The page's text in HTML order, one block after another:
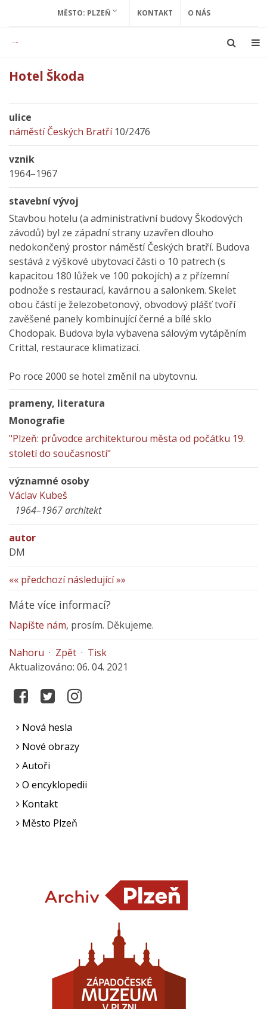
MĚSTO: PLZEŇ KONTAKT O NÁS
Hotel Škoda
ulice
náměstí Českých Bratří10/2476
vznik
1964–1967
stavební vývoj
Stavbou hotelu (a administrativní budovy Škodových
závodů) byl ze západní strany uzavřen dlouho
nedokončený prostor náměstí Českých bratří. Budova
sestává z výškové ubytovací části o 10 patrech (s
kapacitou 180 lůžek ve 100 pokojích) a z přízemní
podnože s restaurací, kavárnou a salonkem. Skelet
obou částí je železobetonový, obvodový plášť tvoří
zavěšené panely kombinující černé a bílé sklo
Chodopak. Budova byla vybavena sálovým vytápěním
Crittal, restaurace klimatizací.
Po roce 2000 se hotel změnil na ubytovnu.
prameny, literatura
Monografie
"Plzeň: průvodce architekturou města od počátku 19.
století do současnosti"
významné osoby
Václav Kubeš
1964–1967 architekt
autor
DM
«« předchozí následující »»
Máte více informací?
Napište nám, prosím. Děkujeme.
Nahoru · Zpět · Tisk
Aktualizováno: 06. 04. 2021
Nová hesla
Nové obrazy
Autoři
O encyklopedii
Kontakt
Město Plzeň